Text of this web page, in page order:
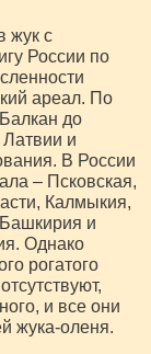
жук с
России по
ареал. По
до
и
В России
– Псковская,
Калмыкия,
и
Однако
рогатого
и все они
жука-оленя.